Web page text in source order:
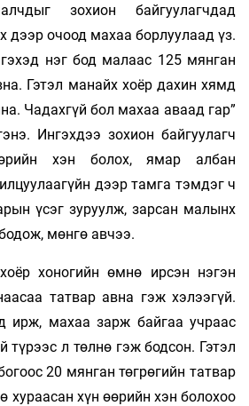
зохион байгуулагчдад
дээр очоод махаа борлуулаад үз.
нэг бод малаас 125 мянган
Гэтэл манайх хоёр дахин хямд
Чадахгүй бол махаа аваад гар”
Ингэхдээ зохион байгуулагч
хэн болох, ямар албан
дээр тамга тэмдэг ч
үсэг зуруулж, зарсан малынх
мөнгө авчээ.
хоногийн өмнө ирсэн нэгэн
татвар авна гэж хэлээгүй.
ирж, махаа зарж байгаа учраас
түрээс л төлнө гэж бодсон. Гэтэл
20 мянган төгрөгийн татвар
хураасан хүн өөрийн хэн болохоо